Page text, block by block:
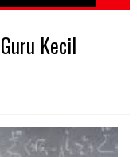
Kecil